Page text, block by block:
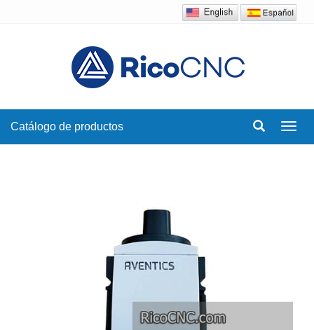
Catálogo de productos